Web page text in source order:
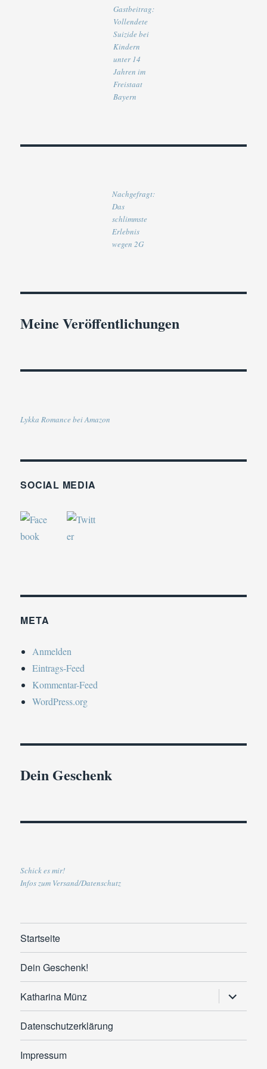
Gastbeitrag:
Vollendete
Suizide bei
Kindern
unter 14
Jahren im
Freistaat
Bayern
Nachgefragt:
Das
schlimmste
Erlebnis
wegen 2G
Meine Veröffentlichungen
Lykka Romance bei Amazon
SOCIAL MEDIA
META
Anmelden
Eintrags-Feed
Kommentar-Feed
WordPress.org
Dein Geschenk
Schick es mir!
Infos zum Versand/Datenschutz
Startseite
Dein Geschenk!
Katharina Münz
anzeigen
Datenschutzerklärung
Impressum